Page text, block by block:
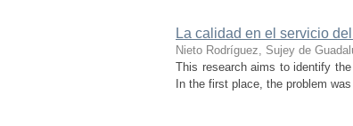
La calidad en el servicio
Nieto Rodríguez, Sujey de
This research aims to identify
In the first place, the problem